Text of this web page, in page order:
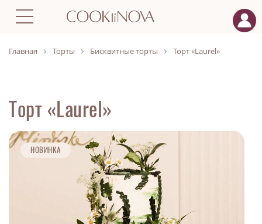
Главная Торты Бисквитные торты Торт «Laurel»
Торт «Laurel»
НОВИНКА